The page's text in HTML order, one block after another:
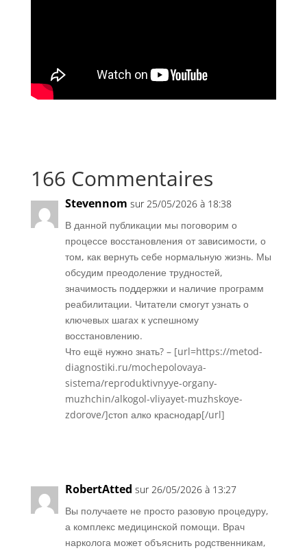
166 Commentaires
Stevennom sur 25/05/2026 à 18:38
В данной публикации мы поговорим о
процессе восстановления от зависимости, о
том, как вернуть себе нормальную жизнь. Мы
обсудим преодоление трудностей,
значимость поддержки и наличие программ
реабилитации. Читатели смогут узнать о
ключевых шагах к успешному
восстановлению.
Что ещё нужно знать? – [url=https://metod-
diagnostiki.ru/mochepolovaya-
sistema/reproduktivnyye-organy-
muzhchin/alkogol-vliyayet-muzhskoye-
zdorove/]стоп алко краснодар[/url]
RobertAtted sur 26/05/2026 à 13:27
Вы получаете не просто разовую процедуру,
а комплекс медицинской помощи. Врач
нарколога может объяснить родственникам,